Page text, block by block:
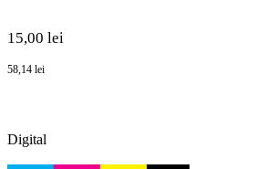
15,00 lei
58,14 lei
Digital